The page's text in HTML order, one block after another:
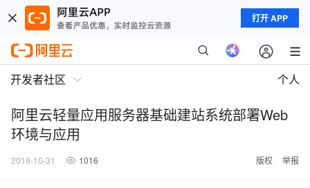
打开 APP
开发者社区 个人
阿里云轻量应用服务器基础建站系统部署Web
环境与应用
2019-10-31 1016 版权 举报